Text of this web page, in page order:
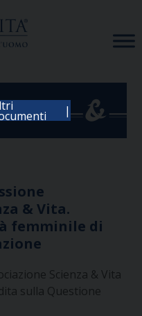
|
& Vita.
femminile di
Scienza & Vita
sulla Questione